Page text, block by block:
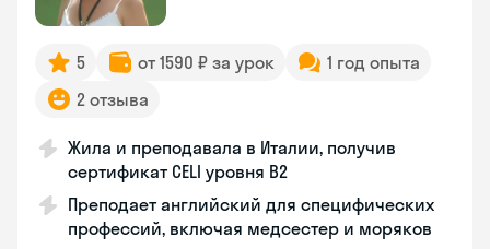
5 от 1590 ₽ за урок
1 год опыта
2 отзыва
Жила и преподавала в Италии, получив
сертификат CELI уровня В2
Преподает английский для специфических
профессий, включая медсестер и моряков